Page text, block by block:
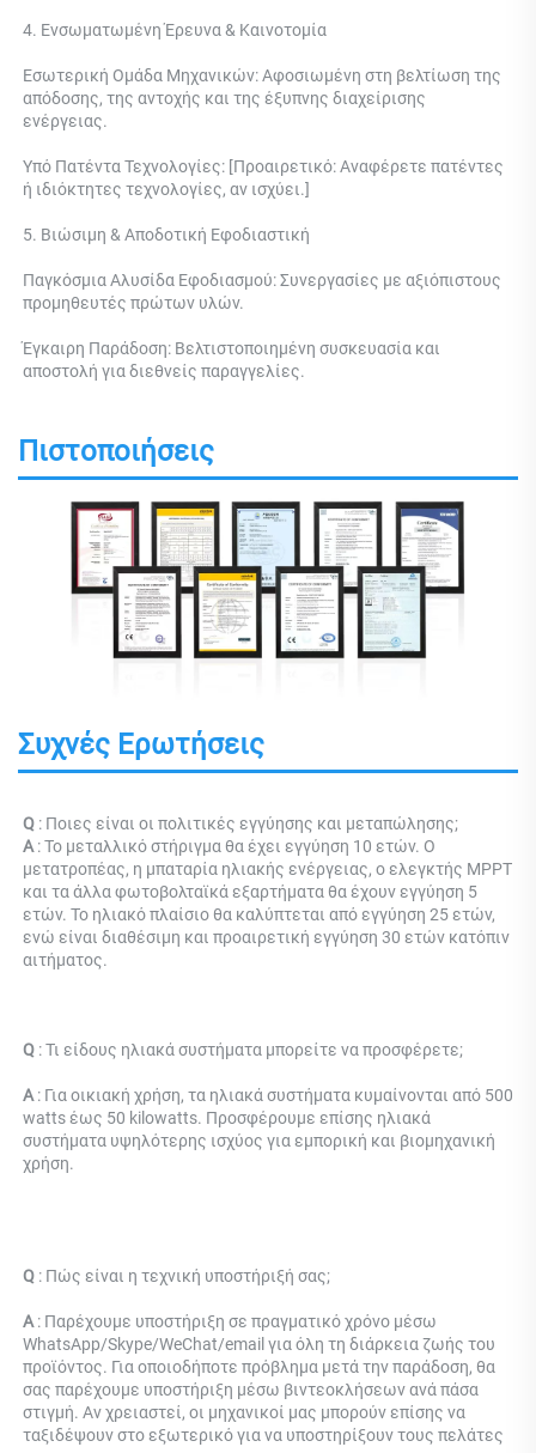
4. Ενσωματωμένη Έρευνα & Καινοτομία
Εσωτερική Ομάδα Μηχανικών: Αφοσιωμένη στη βελτίωση της
απόδοσης, της αντοχής και της έξυπνης διαχείρισης
ενέργειας.
Υπό Πατέντα Τεχνολογίες: [Προαιρετικό: Αναφέρετε πατέντες
ή ιδιόκτητες τεχνολογίες, αν ισχύει.]
5. Βιώσιμη & Αποδοτική Εφοδιαστική
Παγκόσμια Αλυσίδα Εφοδιασμού: Συνεργασίες με αξιόπιστους
προμηθευτές πρώτων υλών.
Έγκαιρη Παράδοση: Βελτιστοποιημένη συσκευασία και
αποστολή για διεθνείς παραγγελίες.
Πιστοποιήσεις
Συχνές Ερωτήσεις
Q : Ποιες είναι οι πολιτικές εγγύησης και μεταπώλησης;
Α : Το μεταλλικό στήριγμα θα έχει εγγύηση 10 ετών. Ο
μετατροπέας, η μπαταρία ηλιακής ενέργειας, ο ελεγκτής MPPT
και τα άλλα φωτοβολταϊκά εξαρτήματα θα έχουν εγγύηση 5
ετών. Το ηλιακό πλαίσιο θα καλύπτεται από εγγύηση 25 ετών,
ενώ είναι διαθέσιμη και προαιρετική εγγύηση 30 ετών κατόπιν
αιτήματος.
Q : Τι είδους ηλιακά συστήματα μπορείτε να προσφέρετε;
Α : Για οικιακή χρήση, τα ηλιακά συστήματα κυμαίνονται από 500
watts έως 50 kilowatts. Προσφέρουμε επίσης ηλιακά
συστήματα υψηλότερης ισχύος για εμπορική και βιομηχανική
χρήση.
Q : Πώς είναι η τεχνική υποστήριξή σας;
Α : Παρέχουμε υποστήριξη σε πραγματικό χρόνο μέσω
WhatsApp/Skype/WeChat/email για όλη τη διάρκεια ζωής του
προϊόντος. Για οποιοδήποτε πρόβλημα μετά την παράδοση, θα
σας παρέχουμε υποστήριξη μέσω βιντεοκλήσεων ανά πάσα
στιγμή. Αν χρειαστεί, οι μηχανικοί μας μπορούν επίσης να
ταξιδέψουν στο εξωτερικό για να υποστηρίξουν τους πελάτες